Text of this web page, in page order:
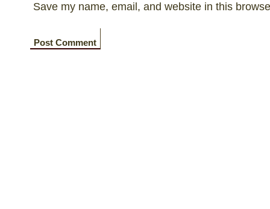
Save my name, email, and website in this